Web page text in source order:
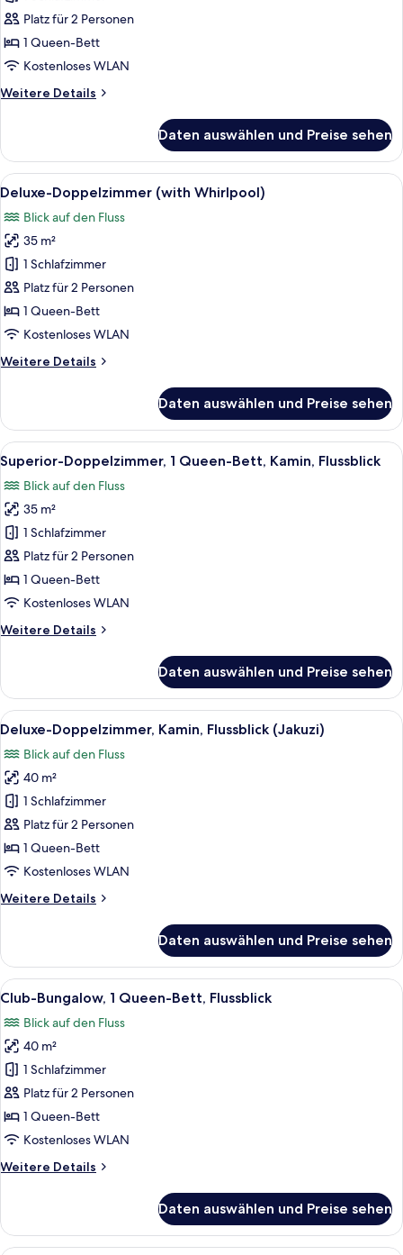
Flussblick,
Erdgeschoss
anzeigen
Platz für 2 Personen
1 Queen-Bett
Kostenloses WLAN
Weitere Details
Weitere
Doppelzimmer,
Flussblick,
Erdgeschoss
Daten auswählen und Preise sehen
Alle
Fotos
für
Deluxe-
Doppelzimmer
(with
Whirlpool)
anzeigen
Ein Schlafzimmer mit einem Bett,
12
Deluxe-Doppelzimmer (with Whirlpool)
Blick auf den Fluss
35 m²
1 Schlafzimmer
Platz für 2 Personen
1 Queen-Bett
Kostenloses WLAN
Weitere Details
Weitere
Doppelzimmer
(with
Whirlpool)
Daten auswählen und Preise sehen
Alle
Fotos
für
Superior-
Doppelzimmer,
1
Queen-
Bett,
Flussblick
Superior-Doppelzimmer, 1 Queen-
2
Superior-Doppelzimmer, 1 Queen-Bett, Kamin, Flussblick
Blick auf den Fluss
35 m²
1 Schlafzimmer
Platz für 2 Personen
1 Queen-Bett
Kostenloses WLAN
Weitere Details
Weitere
Doppelzimmer,
Queen-
Kamin,
Flussblick
Daten auswählen und Preise sehen
Alle
Fotos
für
Deluxe-
Doppelzimmer,
Kamin,
Flussblick
(Jakuzi)
Ein Anwesen am Seeufer mit einer
4
Deluxe-Doppelzimmer, Kamin, Flussblick (Jakuzi)
Blick auf den Fluss
40 m²
1 Schlafzimmer
Platz für 2 Personen
1 Queen-Bett
Kostenloses WLAN
Weitere Details
Weitere
Doppelzimmer,
Kamin,
Flussblick
Daten auswählen und Preise sehen
Alle
Fotos
für
Club-
Bungalow,
1
Queen-
Bett,
anzeigen
Ein Holzblockhaus-Interieur mit
6
Club-Bungalow, 1 Queen-Bett, Flussblick
Blick auf den Fluss
40 m²
1 Schlafzimmer
Platz für 2 Personen
1 Queen-Bett
Kostenloses WLAN
Weitere Details
Weitere
Bungalow,
Daten auswählen und Preise sehen